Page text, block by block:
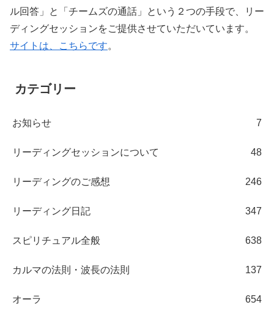
ル回答」と「チームズの通話」という２つの手段で、リー
ディングセッションをご提供させていただいています。
サイトは、こちらです。
カテゴリー
お知らせ 7
リーディングセッションについて 48
リーディングのご感想 246
リーディング日記 347
スピリチュアル全般 638
カルマの法則・波長の法則 137
オーラ 654